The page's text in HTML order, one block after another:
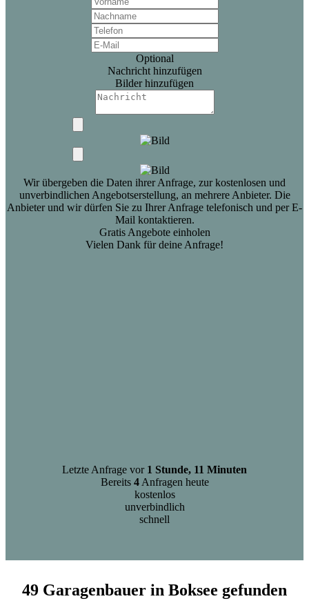
Optional
Nachricht hinzufügen
Bilder hinzufügen
Wir übergeben die Daten ihrer Anfrage, zur kostenlosen und
unverbindlichen Angebotserstellung, an mehrere Anbieter. Die
Anbieter und wir dürfen Sie zu Ihrer Anfrage telefonisch und per E-
Mail kontaktieren.
Gratis Angebote einholen
Vielen Dank für deine Anfrage!
Letzte Anfrage vor 1 Stunde, 11 Minuten
Bereits 4Anfragen heute
kostenlos
unverbindlich
schnell
49 Garagenbauer in Boksee gefunden